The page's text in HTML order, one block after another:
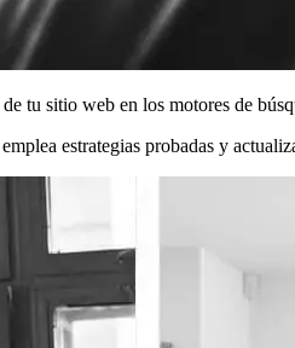
de tu sitio web en los motores de
emplea estrategias probadas y